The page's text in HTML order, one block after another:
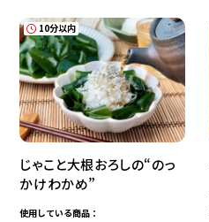
10分以内
じゃこと大根おろしの“のっ
かけわかめ”
使用している商品：